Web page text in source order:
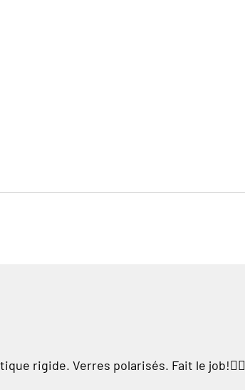
rigide. Verres polarisés. Fait le job!👍🏼